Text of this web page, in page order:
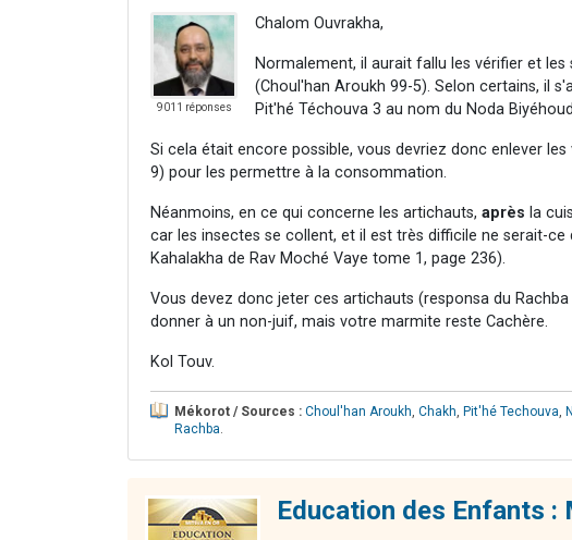
9011 réponses
Chalom Ouvrakha,
Normalement, il aurait fallu les vérifier et les
(Choul'han Aroukh 99-5). Selon certains, il
Pit'hé Téchouva 3 au nom du Noda
Si cela était encore possible, vous devriez donc enlever
9) pour les permettre à la consommation.
Néanmoins, en ce qui concerne les artichauts, après la
car les insectes se collent, et il est très difficile ne serait-
Kahalakha de Rav Moché Vaye tome 1, page 236).
Vous devez donc jeter ces artichauts (responsa du
donner à un non-juif, mais votre marmite reste Cachère.
Kol Touv.
Mékorot / Sources : Choul'han Aroukh Chakh Pit'hé Techouva
Rachba
Education des Enfants :